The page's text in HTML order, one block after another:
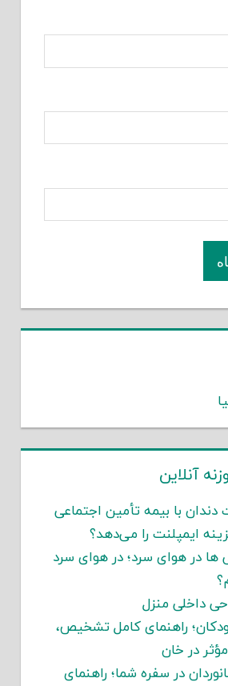
آنلاین
دندان با بیمه تأمین اجتماعی
ها در هوای سرد؛ در هوای سرد
داخلی منزل
راهنمای کامل تشخیص،
در خان
در سفره شما؛ راهنمای